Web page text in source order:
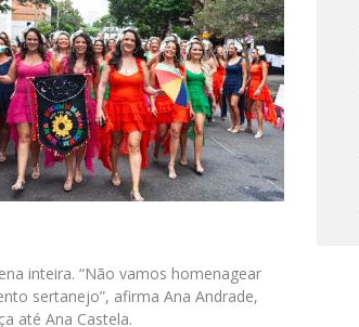
inteira. “Não vamos homenagear
sertanejo”, afirma Ana Andrade,
até Ana Castela.